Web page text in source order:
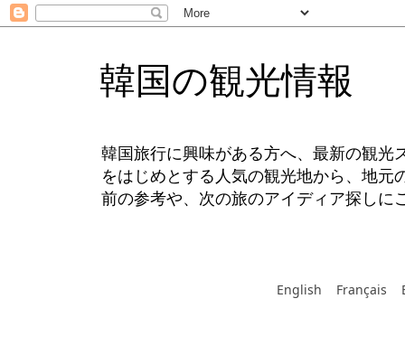
韓国の観光情報
韓国旅行に興味がある方へ、最新の観光
をはじめとする人気の観光地から、地
前の参考や、次の旅のアイディア探しに
English Français